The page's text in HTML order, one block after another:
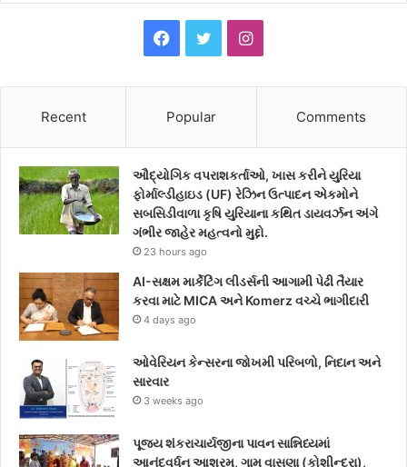
c
e
b
o
o
k
i
t
t
e
I
t
a
g
a
Recent Popular Comments
ઔદ્યોગિક વપરાશકર્તાઓ, ખાસ કરીને યુરિયા
ફોર્માલ્ડીહાઇડ (UF) રેઝિન ઉત્પાદન એકમોને
સબસિડીવાળા કૃષિ યુરિયાના કથિત ડાયવર્ઝન અંગે
ગંભીર જાહેર મહત્વનો મુદ્દો.
23 hours ago
AI-સક્ષમ માર્કેટિંગ લીડર્સની આગામી પેઢી તૈયાર
કરવા માટે MICA અને Komerz વચ્ચે ભાગીદારી
4 days ago
ઓવેરિયન કેન્સરના જોખમી પરિબળો, નિદાન અને
સારવાર
3 weeks ago
પૂજ્ય શંકરાચાર્યજીના પાવન સાન્નિધ્યમાં
આનંદવર્ધન આશ્રમ, ગામ વાસણા (કોશીન્દ્રા),